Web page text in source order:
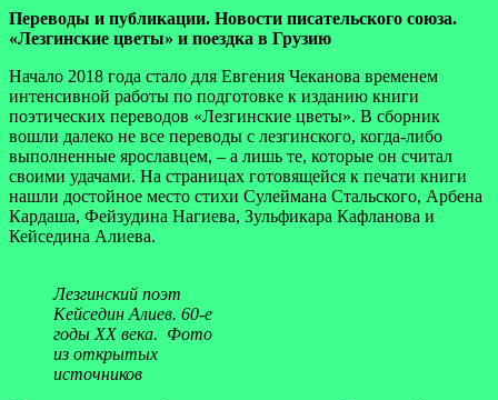
Переводы и публикации. Новости писательского союза.
«Лезгинские цветы» и поездка в Грузию
Начало 2018 года стало для Евгения Чеканова временем
интенсивной работы по подготовке к изданию книги
поэтических переводов «Лезгинские цветы». В сборник
вошли далеко не все переводы с лезгинского, когда-либо
выполненные ярославцем, – а лишь те, которые он считал
своими удачами. На страницах готовящейся к печати книги
нашли достойное место стихи Сулеймана Стальского, Арбена
Кардаша, Фейзудина Нагиева, Зульфикара Кафланова и
Кейседина Алиева.
Лезгинский поэт
Кейседин Алиев. 60-е
годы XX века. Фото
из открытых
источников